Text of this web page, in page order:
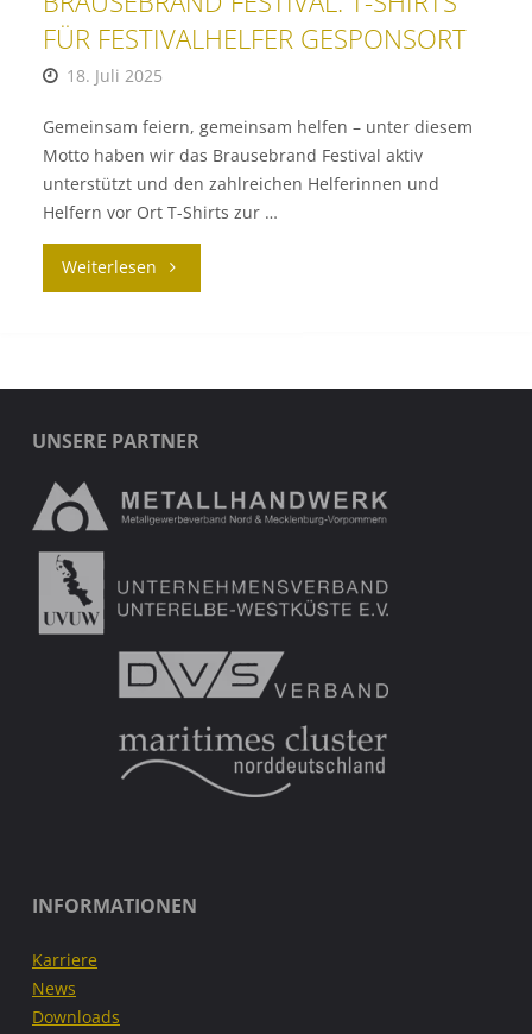
FÜR FESTIVALHELFER GESPONSORT
18. Juli 2025
Gemeinsam feiern, gemeinsam helfen – unter diesem
Motto haben wir das Brausebrand Festival aktiv
unterstützt und den zahlreichen Helferinnen und
Helfern vor Ort T-Shirts zur …
Weiterlesen "SPONSORING
T-
FÜR
FESTIVALHELFER
GESPONSORT"
UNSERE PARTNER
INFORMATIONEN
Karriere
News
Downloads